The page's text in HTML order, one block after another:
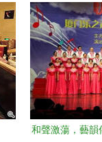
和聲激蕩，藝韻